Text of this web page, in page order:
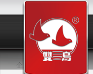
媒体聚焦
企业新闻